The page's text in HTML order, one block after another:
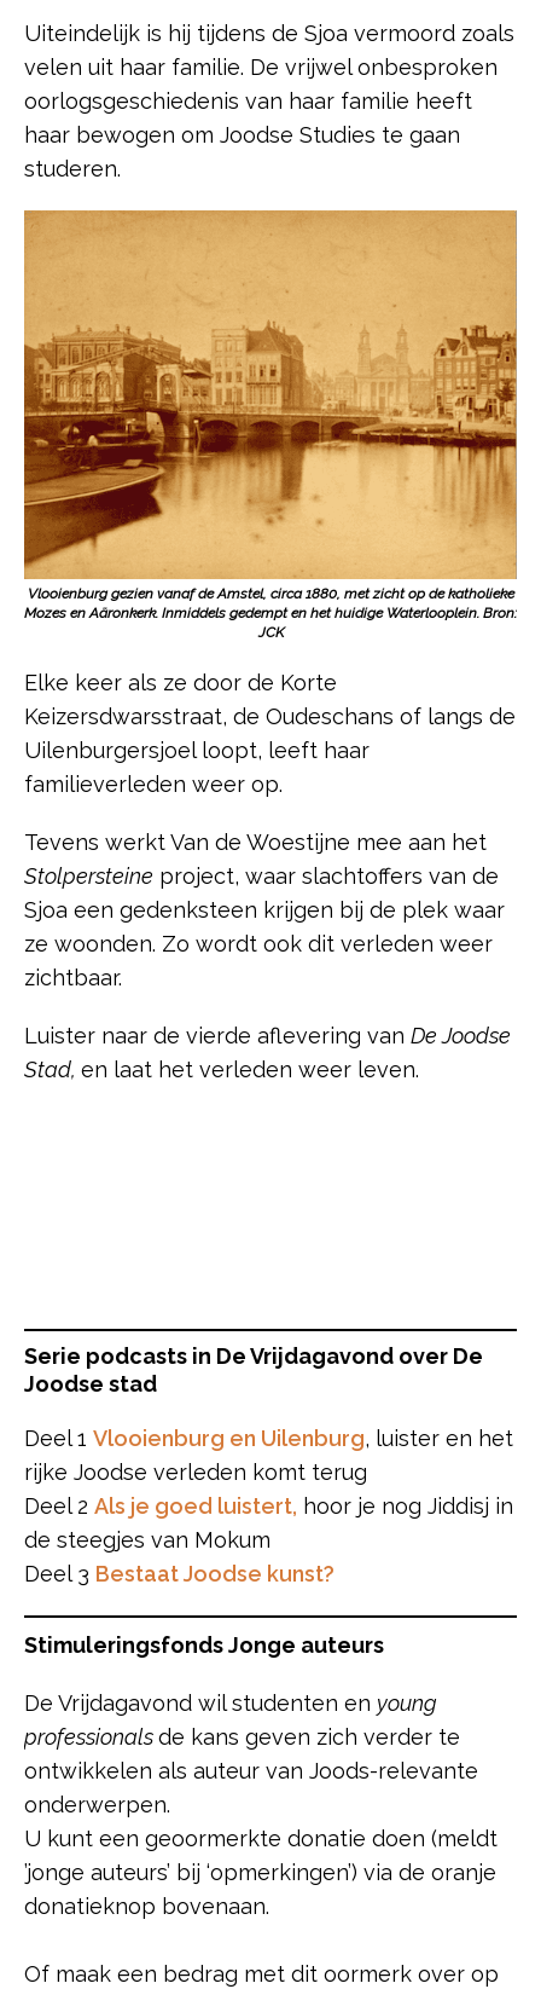
Uiteindelijk is hij tijdens de Sjoa vermoord zoals
velen uit haar familie. De vrijwel onbesproken
oorlogsgeschiedenis van haar familie heeft
haar bewogen om Joodse Studies te gaan
studeren.
Vlooienburg gezien vanaf de Amstel, circa 1880, met zicht op de katholieke
Mozes en Aäronkerk. Inmiddels gedempt en het huidige Waterlooplein. Bron:
JCK
Elke keer als ze door de Korte
Keizersdwarsstraat, de Oudeschans of langs de
Uilenburgersjoel loopt, leeft haar
familieverleden weer op.
Tevens werkt Van de Woestijne mee aan het
Stolpersteine project, waar slachtoffers van de
Sjoa een gedenksteen krijgen bij de plek waar
ze woonden. Zo wordt ook dit verleden weer
zichtbaar.
Luister naar de vierde aflevering van De Joodse
Stad, en laat het verleden weer leven.
Serie podcasts in De Vrijdagavond over De
Joodse stad
Deel 1 Vlooienburg en Uilenburg, luister en het
rijke Joodse verleden komt terug
Deel 2 Als je goed luistert, hoor je nog Jiddisj in
de steegjes van Mokum
Deel 3 Bestaat Joodse kunst?
Stimuleringsfonds Jonge auteurs
De Vrijdagavond wil studenten en young
professionalsde kans geven zich verder te
ontwikkelen als auteur van Joods-relevante
onderwerpen.
U kunt een geoormerkte donatie doen (meldt
’jonge auteurs’ bij ‘opmerkingen’) via de oranje
donatieknop bovenaan.
Of maak een bedrag met dit oormerk over op